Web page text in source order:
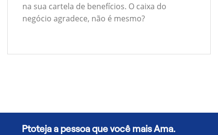
na sua cartela de benefícios. O caixa do
negócio agradece, não é mesmo?
Ptoteja a pessoa que você mais Ama.